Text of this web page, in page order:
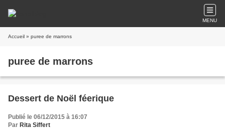
MENU
Accueil » puree de marrons
puree de marrons
Dessert de Noël féerique
Publié le 06/12/2015 à 16:07
Par Rita Siffert